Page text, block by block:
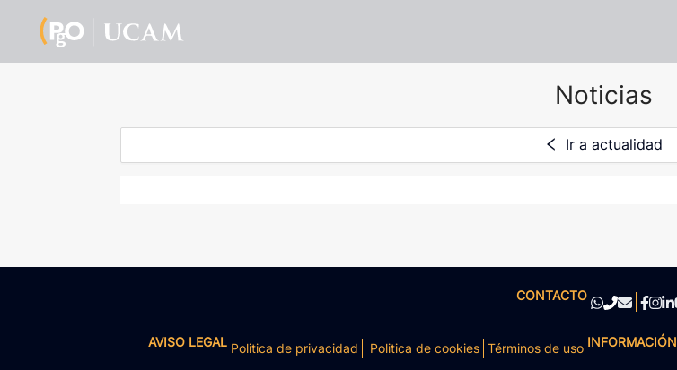
Noticias
Ir a actualidad
CONTACTO
AVISO LEGALPolitica de privacidad Politica de cookies Términos de uso INFORMACIÓN